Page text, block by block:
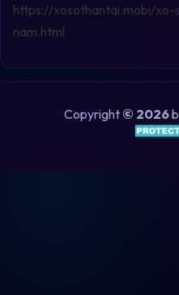
https://xosothantai.mobi/
nam.html
Copyright © 2026